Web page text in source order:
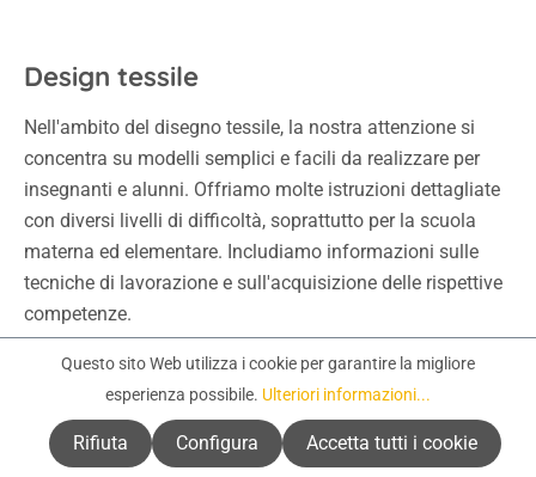
Design tessile
Nell'ambito del disegno tessile, la nostra attenzione si
concentra su modelli semplici e facili da realizzare per
insegnanti e alunni. Offriamo molte istruzioni dettagliate
con diversi livelli di difficoltà, soprattutto per la scuola
materna ed elementare. Includiamo informazioni sulle
tecniche di lavorazione e sull'acquisizione delle rispettive
competenze.
Ma la nostra ampia selezione di prodotti artigianali è
anche una fonte di divertimento creativo a casa: filati di
lana e uncinetto in colori vivaci. Kit di artigianato
fantasioso. Semplicemente tutto per l'uncinetto, la
tessitura, il ricamo o l'infeltrimento: dalle forchette per
Questo sito Web utilizza i cookie per garantire la migliore
esperienza possibile. Ulteriori informazioni...
Rifiuta Configura Accetta tutti i cookie